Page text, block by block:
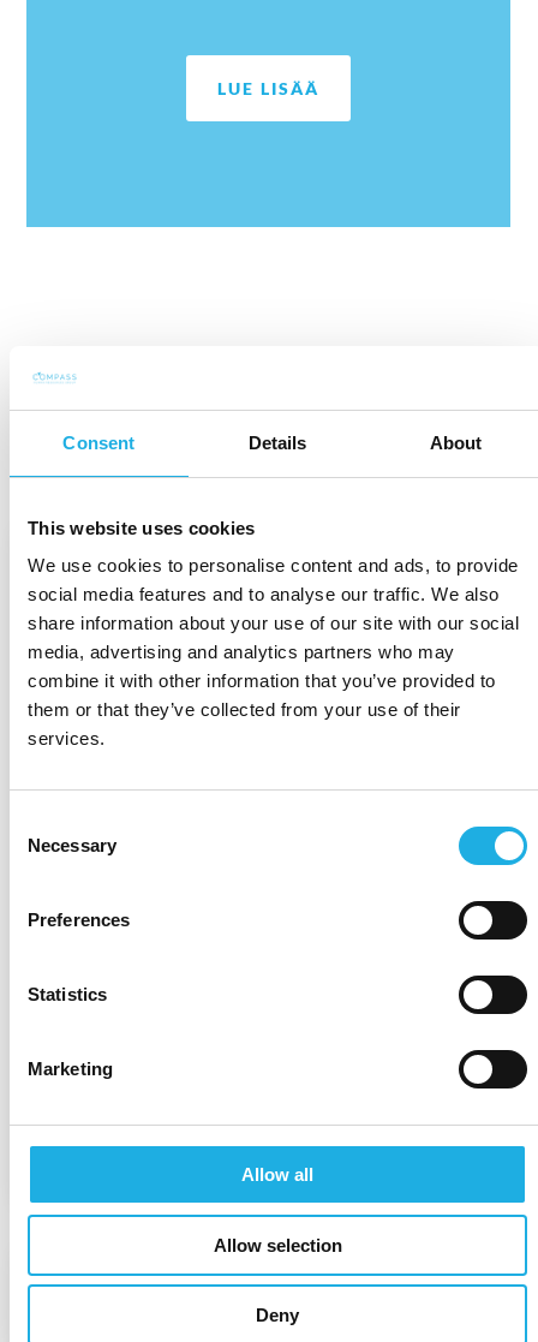
Consent Details About
This website uses cookies
We use cookies to personalise content and ads, to provide
social media features and to analyse our traffic. We also
share information about your use of our site with our social
media, advertising and analytics partners who may
combine it with other information that you’ve provided to
them or that they’ve collected from your use of their
services.
Selection
Necessary
Preferences
Statistics
Marketing
Allow all
Allow selection
Deny
LUE LISÄÄ
Blogimme
rekrytointeihin?
Kesä on oikea hetki tunnistaa syksyn
ihmiset, jotka eivät täytä paikkaa vaan
READ MORE